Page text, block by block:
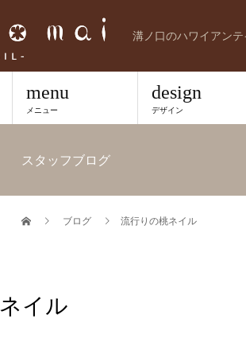
溝ノ口のハワイアン
menu
メニュー
design
デザイン
スタッフブログ
ブログ 流行りの桃ネイル
イル